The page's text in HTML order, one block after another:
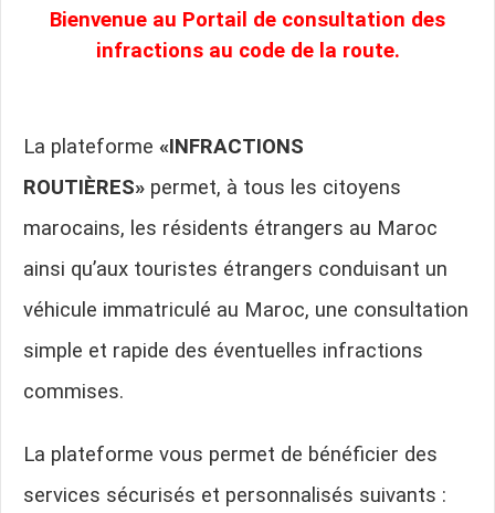
Bienvenue au Portail de consultation des
infractions au code de la route.
La plateforme «INFRACTIONS
ROUTIÈRES» permet, à tous les citoyens
marocains, les résidents étrangers au Maroc
ainsi qu’aux touristes étrangers conduisant un
véhicule immatriculé au Maroc, une consultation
simple et rapide des éventuelles infractions
commises.
La plateforme vous permet de bénéficier des
services sécurisés et personnalisés suivants :